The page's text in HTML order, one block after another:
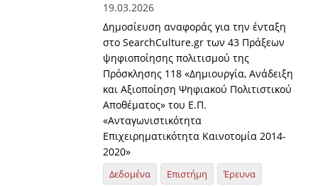
19.03.2026
Δημοσίευση αναφοράς για την ένταξη
στο SearchCulture.gr των 43 Πράξεων
ψηφιοποίησης πολιτισμού της
Πρόσκλησης 118 «Δημιουργία, Aνάδειξη
και Aξιοποίηση Ψηφιακού Πολιτιστικού
Αποθέματος» του Ε.Π.
«Ανταγωνιστικότητα
Επιχειρηματικότητα Καινοτομία 2014-
2020»
Δεδομένα Επιστήμη
Έρευνα